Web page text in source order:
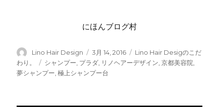
にほんブログ村
投
稿
者
Lino Hair Design
投
稿
日:
3月 14, 2016
カ
テ
Lino Hair Desigのこだ
わり。
タ
グ
シャンプー, プラダ, リノヘアーデザイン,京都美容院,
夢シャンプー,極上シャンプー台